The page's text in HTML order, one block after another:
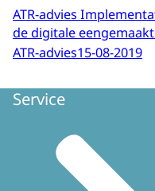
ATR-advies
de digitale
ATR-advies15-08-2019
Service